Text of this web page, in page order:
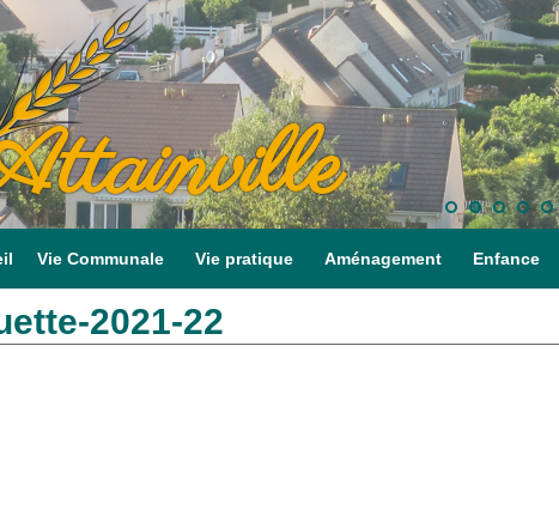
Vie Communale Vie pratique Aménagement Enfance
2021-22